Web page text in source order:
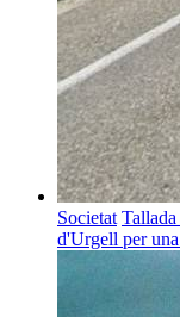
Societat
d'Urgell per